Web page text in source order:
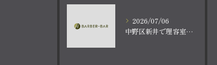
2026/07/06
中野区新井で理容室体験顔の毛穴洗浄ケアとバーバーバー中野新井薬師前駅の魅力を深堀り